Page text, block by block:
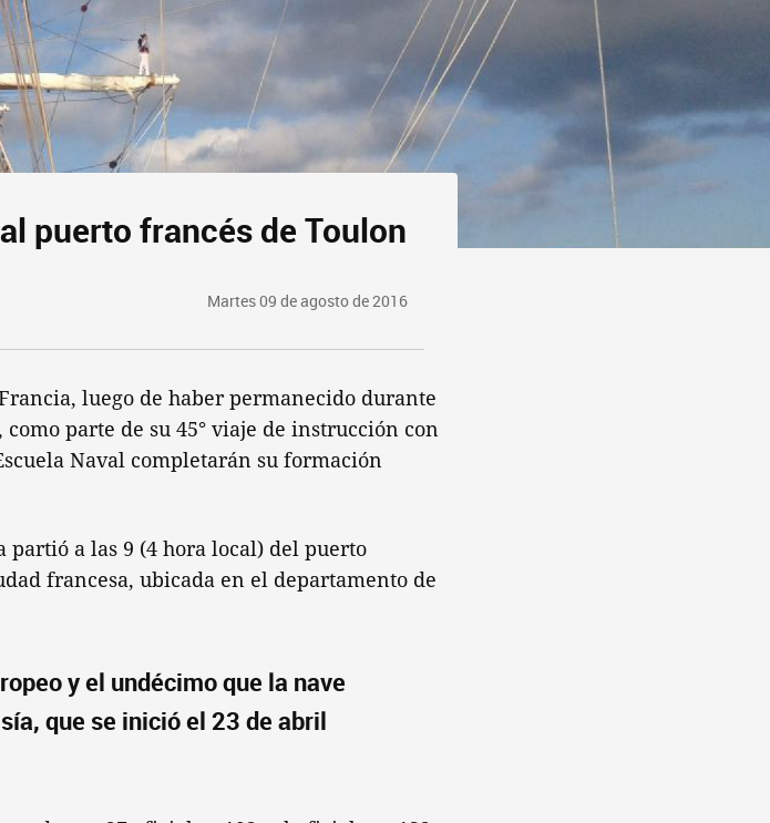
puerto francés de Toulon
Martes 09 de agosto de 2016
luego de haber permanecido durante
parte de su 45° viaje de instrucción con
Naval completarán su formación
a las 9 (4 hora local) del puerto
francesa, ubicada en el departamento de
y el undécimo que la nave
que se inició el 23 de abril